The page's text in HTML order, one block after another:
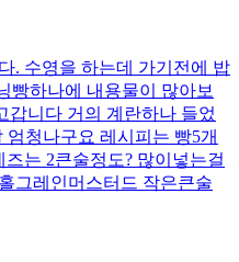
. 수영을 하는데 가기전에 밥
빵하나에 내용물이 많아보
갑니다 거의 계란하나 들었
청나구요 레시피는 빵5개
는 2큰술정도? 많이넣는걸
그레인머스터드 작은큰술